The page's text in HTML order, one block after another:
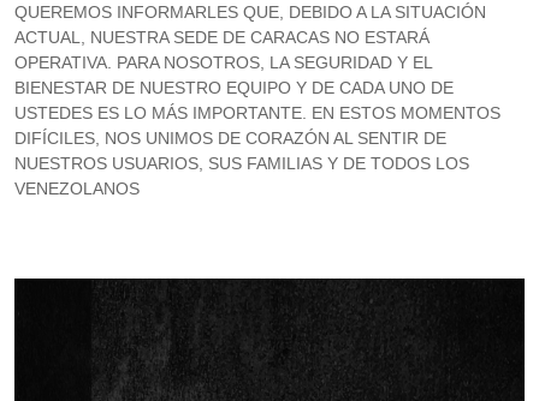
QUEREMOS INFORMARLES QUE, DEBIDO A LA SITUACIÓN
ACTUAL, NUESTRA SEDE DE CARACAS NO ESTARÁ
OPERATIVA. PARA NOSOTROS, LA SEGURIDAD Y EL
BIENESTAR DE NUESTRO EQUIPO Y DE CADA UNO DE
USTEDES ES LO MÁS IMPORTANTE. EN ESTOS MOMENTOS
DIFÍCILES, NOS UNIMOS DE CORAZÓN AL SENTIR DE
NUESTROS USUARIOS, SUS FAMILIAS Y DE TODOS LOS
VENEZOLANOS